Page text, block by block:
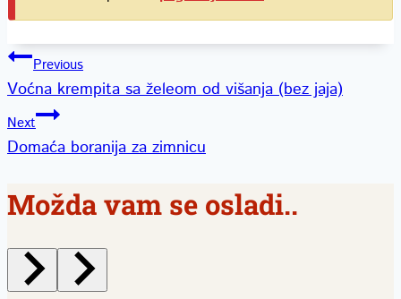
Kretanje
članka
Previous
Voćna krempita sa želeom od višanja (bez jaja)
Next
Domaća boranija za zimnicu
Možda vam se osladi..